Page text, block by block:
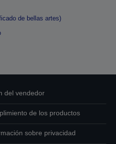
de bellas artes)
del vendedor
de los productos
sobre privacidad